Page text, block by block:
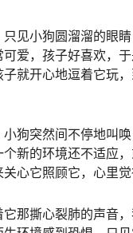
见小狗圆溜溜的眼
爱，孩子好喜欢，
就开心地逗着它玩
狗突然间不停地叫
新的环境还不适应
心它照顾它，心里觉
那撕心裂肺的声音